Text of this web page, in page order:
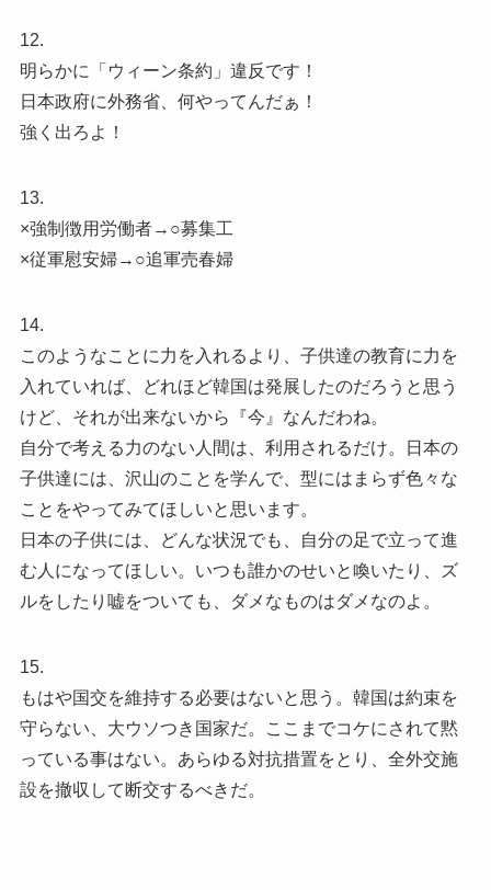
12.
明らかに「ウィーン条約」違反です！
日本政府に外務省、何やってんだぁ！
強く出ろよ！
13.
×強制徴用労働者→○募集工
×従軍慰安婦→○追軍売春婦
14.
このようなことに力を入れるより、子供達の教育に力を
入れていれば、どれほど韓国は発展したのだろうと思う
けど、それが出来ないから『今』なんだわね。
自分で考える力のない人間は、利用されるだけ。日本の
子供達には、沢山のことを学んで、型にはまらず色々な
ことをやってみてほしいと思います。
日本の子供には、どんな状況でも、自分の足で立って進
む人になってほしい。いつも誰かのせいと喚いたり、ズ
ルをしたり嘘をついても、ダメなものはダメなのよ。
15.
もはや国交を維持する必要はないと思う。韓国は約束を
守らない、大ウソつき国家だ。ここまでコケにされて黙
っている事はない。あらゆる対抗措置をとり、全外交施
設を撤収して断交するべきだ。